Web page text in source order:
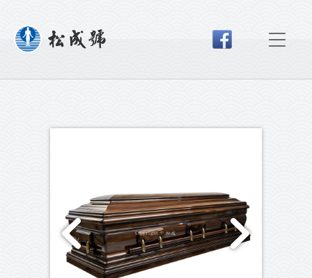
Previou